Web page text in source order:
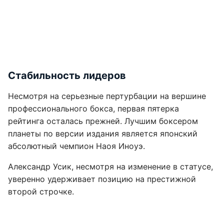
Стабильность лидеров
Несмотря на серьезные пертурбации на вершине
профессионального бокса, первая пятерка
рейтинга осталась прежней. Лучшим боксером
планеты по версии издания является японский
абсолютный чемпион Наоя Иноуэ.
Александр Усик, несмотря на изменение в статусе,
уверенно удерживает позицию на престижной
второй строчке.